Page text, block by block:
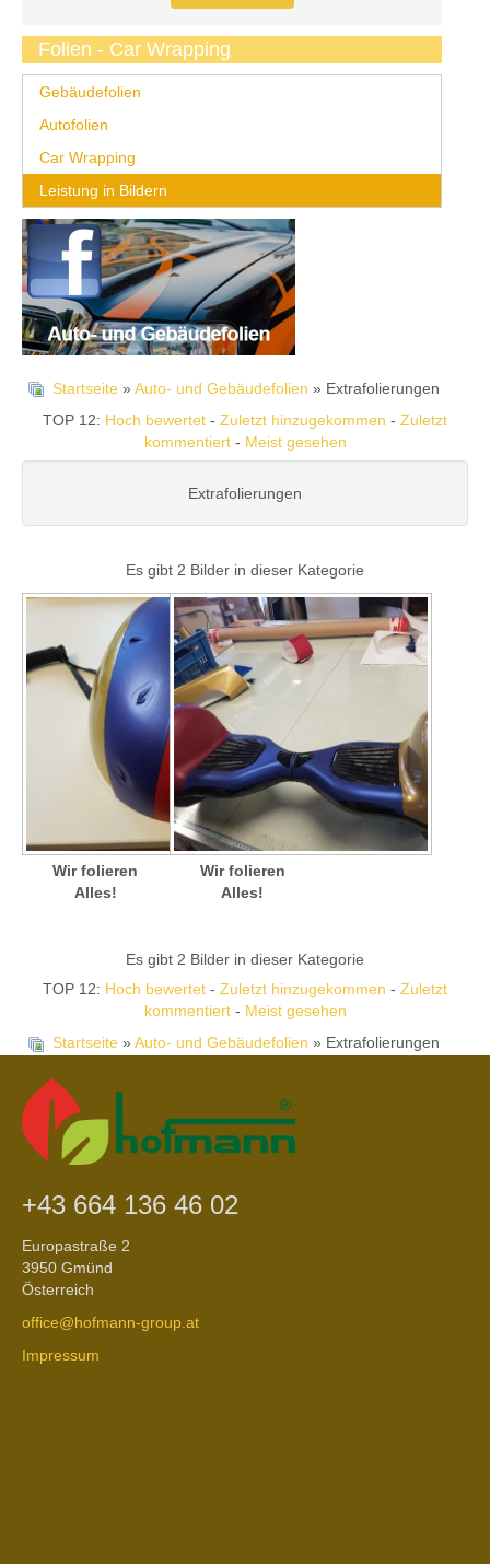
Folien - Car Wrapping
Gebäudefolien
Autofolien
Car Wrapping
Leistung in Bildern
Startseite » Auto- und Gebäudefolien » Extrafolierungen
TOP 12: Hoch bewertet - Zuletzt hinzugekommen - Zuletzt
kommentiert- Meist gesehen
Extrafolierungen
Es gibt 2 Bilder in dieser Kategorie
Wir folieren
Alles!
Wir folieren
Alles!
Es gibt 2 Bilder in dieser Kategorie
TOP 12: Hoch bewertet - Zuletzt hinzugekommen - Zuletzt
kommentiert- Meist gesehen
Startseite » Auto- und Gebäudefolien » Extrafolierungen
+43 664 136 46 02
Europastraße 2
3950 Gmünd
Österreich
office@hofmann-group.at
Impressum